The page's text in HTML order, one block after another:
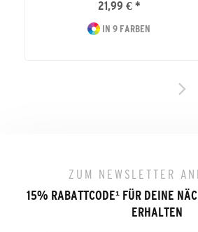
21,99 € *
IN 9 FARBEN
ZUM NEWSLETTER
15% RABATTCODE¹ FÜR DEINE
ERHALTEN